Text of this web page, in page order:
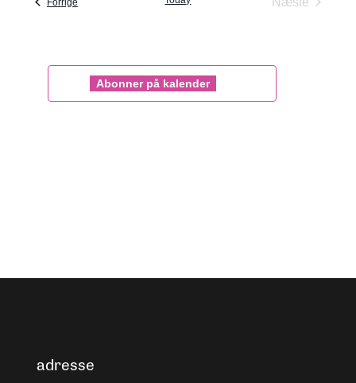
Abonner på kalender
adresse